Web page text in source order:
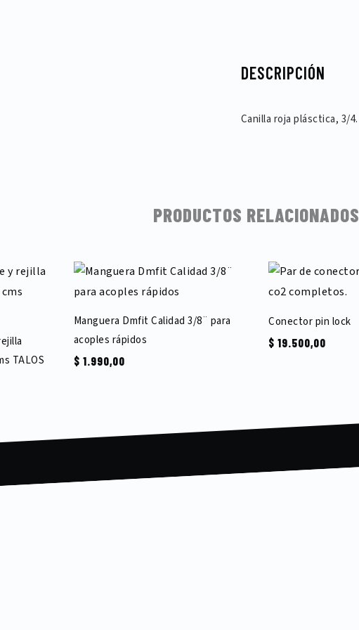
DESCRIPCIÓN
Canilla roja plásctica, 3/4.
PRODUCTOS RELACIONADOS
TALOS
Manguera Dmfit Calidad 3/8¨ para
acoples rápidos
$ 1.990,00
Conector pin lock
$ 19.500,00